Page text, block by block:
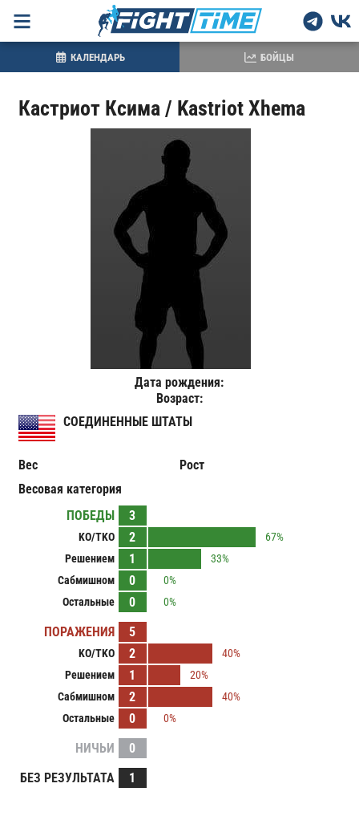
Кастриот Ксима / Kastriot Xhema
Дата рождения:
Возраст:
СОЕДИНЕННЫЕ ШТАТЫ
Вес
Рост
Весовая категория
ПОБЕДЫ
3
KO/TKO 2
67%
Решением
1
33%
Сабмишном
0
0%
Остальные
0 0%
ПОРАЖЕНИЯ 5
KO/TKO 2
40%
Решением
1
20%
Сабмишном
2
40%
Остальные
0 0%
НИЧЬИ
0
БЕЗ РЕЗУЛЬТАТА
1
КАЛЕНДАРЬ БОЙЦЫ